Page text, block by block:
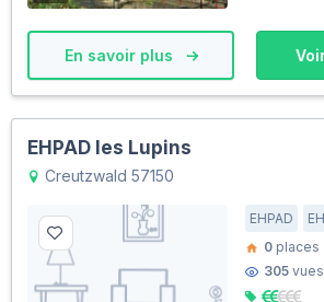
En savoir plus
EHPAD les Lupins
Creutzwald 57150
EHPAD
0 places
305 vues